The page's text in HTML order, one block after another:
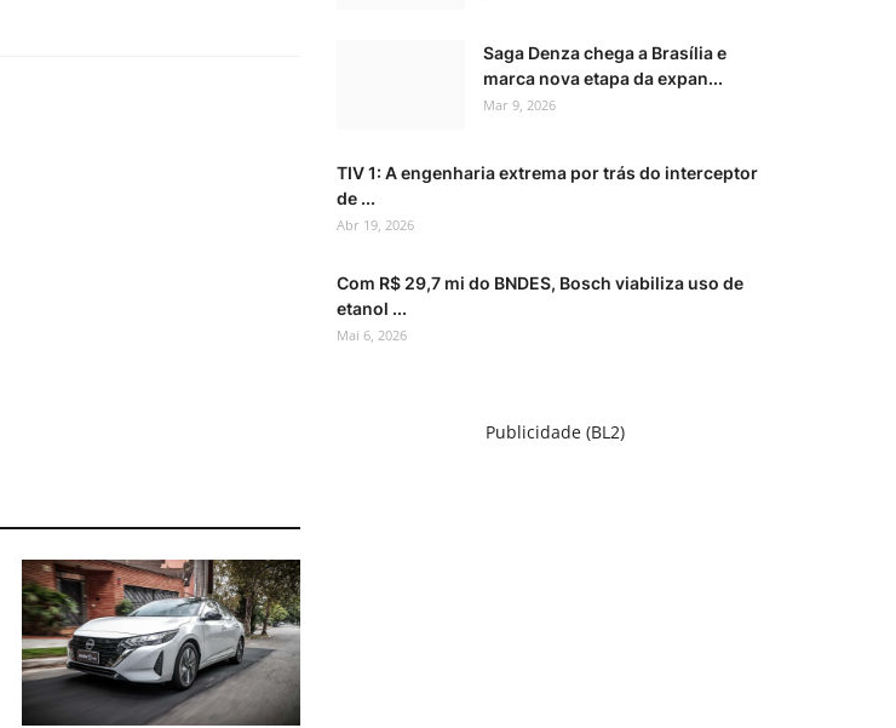
Saga Denza chega a Brasília e
marca nova etapa da expan...
Mar 9, 2026
TIV 1: A engenharia extrema por trás do interceptor
de ...
Abr 19, 2026
Com R$ 29,7 mi do BNDES, Bosch viabiliza uso de
etanol ...
Mai 6, 2026
Publicidade (BL2)